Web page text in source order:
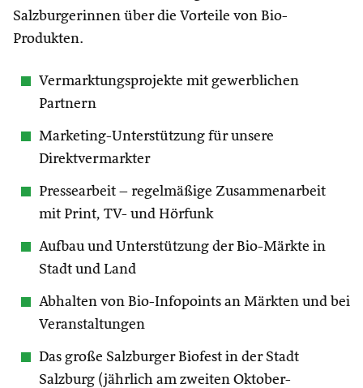
Salzburgerinnen über die Vorteile von Bio-
Produkten.
Vermarktungsprojekte mit gewerblichen
Partnern
Marketing-Unterstützung für unsere
Direktvermarkter
Pressearbeit – regelmäßige Zusammenarbeit
mit Print, TV- und Hörfunk
Aufbau und Unterstützung der Bio-Märkte in
Stadt und Land
Abhalten von Bio-Infopoints an Märkten und bei
Veranstaltungen
Das große Salzburger Biofest in der Stadt
Salzburg (jährlich am zweiten Oktober-